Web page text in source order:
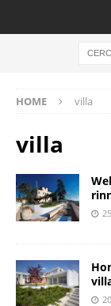
HOME villa
villa